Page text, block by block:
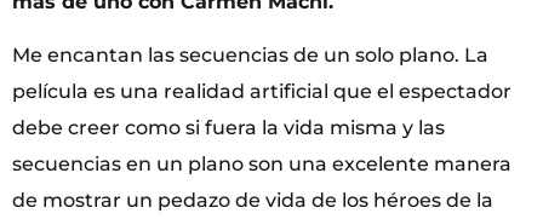
Me encantan las secuencias de un solo plano. La
película es una realidad artificial que el espectador
debe creer como si fuera la vida misma y ​las
secuencias en un plano son una excelente manera
de mostrar un pedazo de vida de los héroes de la